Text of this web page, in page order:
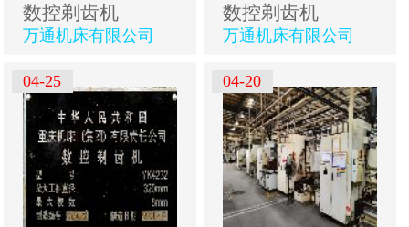
数控剃齿机
万通机床有限公司
数控剃齿机
万通机床有限公司
04-25 04-20